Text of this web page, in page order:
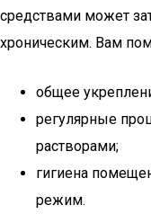
средствами может
хроническим. Вам
общее
регулярные
растворами;
гигиена
режим.